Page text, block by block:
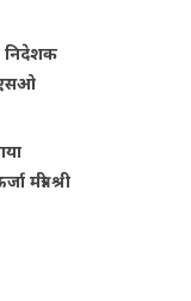
निदेशक
मंत्री श्री